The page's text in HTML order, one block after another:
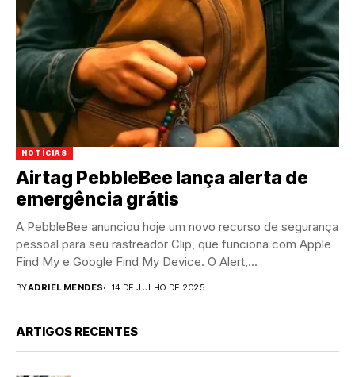
NOTÍCIAS
Airtag PebbleBee lança alerta de
emergência grátis
A PebbleBee anunciou hoje um novo recurso de segurança
pessoal para seu rastreador Clip, que funciona com Apple
Find My e Google Find My Device. O Alert,...
BYADRIEL MENDES 14 DE JULHO DE 2025
ARTIGOS RECENTES